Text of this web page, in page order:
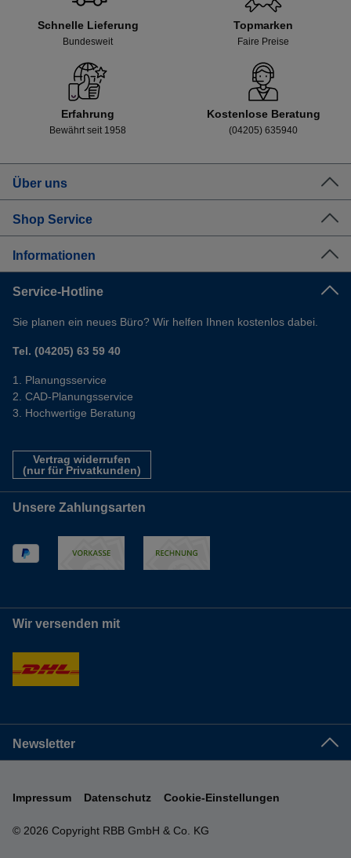
Schnelle Lieferung
Bundesweit
Topmarken
Faire Preise
Erfahrung
Bewährt seit 1958
Kostenlose Beratung
(04205) 635940
Über uns
Shop Service
Informationen
Service-Hotline
Sie planen ein neues Büro? Wir helfen Ihnen kostenlos dabei.
Tel. (04205) 63 59 40
Planungsservice
CAD-Planungsservice
Hochwertige Beratung
Vertrag widerrufen
(nur für Privatkunden)
Unsere Zahlungsarten
Wir versenden mit
Newsletter
© 2026 Copyright RBB GmbH & Co. KG
Impressum Datenschutz Cookie-Einstellungen